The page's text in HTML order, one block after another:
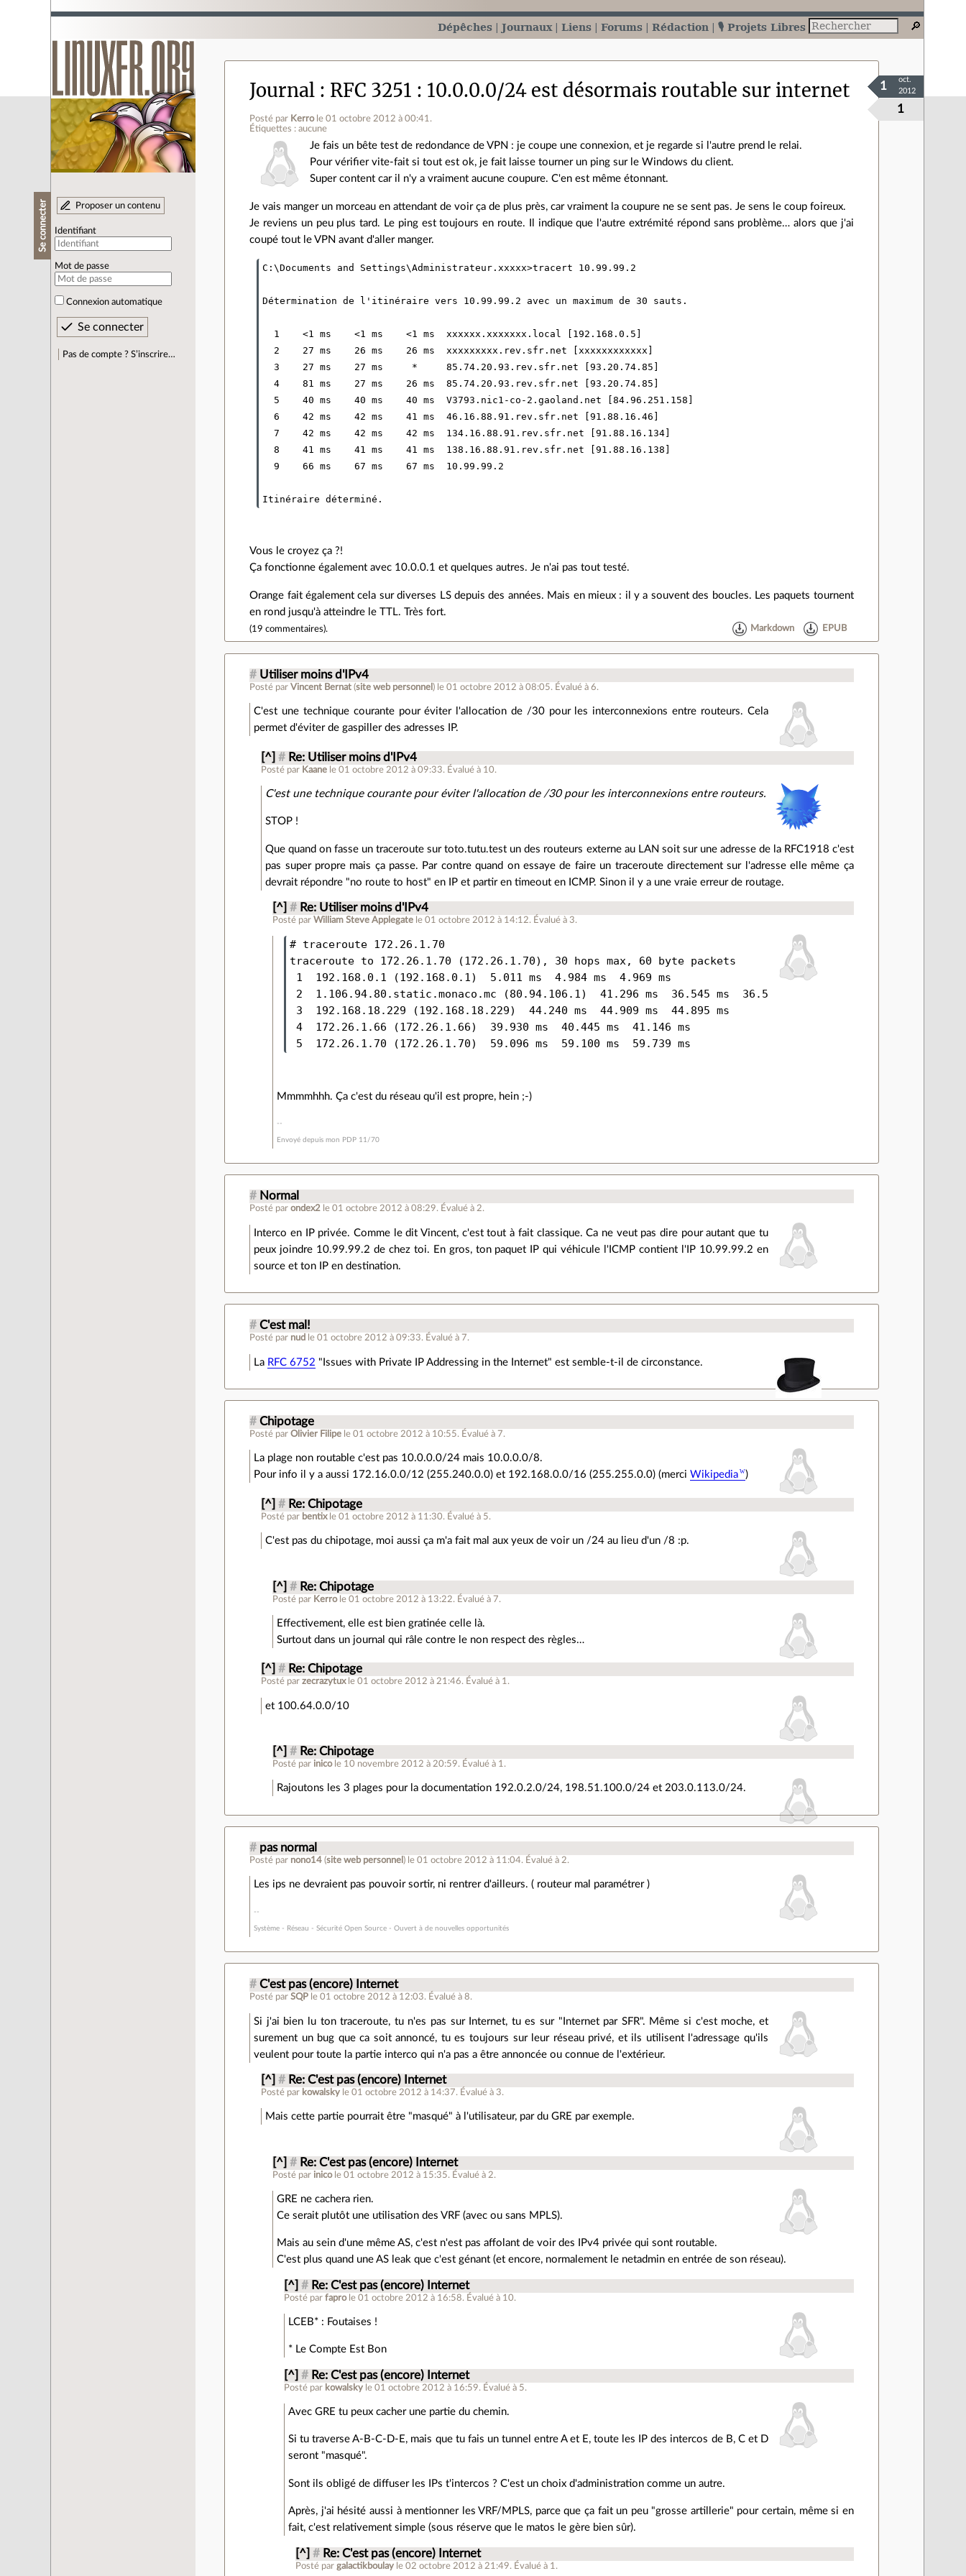
Dépêches Journaux Liens Forums Rédaction 🎙️ Projets Libres
Se connecter Proposer un contenu
Identifiant
Mot de passe
Connexion automatique
Pas de compte ? S’inscrire…
Journal RFC 3251 : 10.0.0.0/24 est désormais routable sur internet
Posté par Kerro le 01 octobre 2012 à 00:41 .
Étiquettes : aucune
1
1
oct.
2012
Je fais un bête test de redondance de VPN : je coupe une connexion, et je regarde si l'autre prend le relai.
Pour vérifier vite-fait si tout est ok, je fait laisse tourner un ping sur le Windows du client.
Super content car il n'y a vraiment aucune coupure. C'en est même étonnant.
Je vais manger un morceau en attendant de voir ça de plus près, car vraiment la coupure ne se sent pas. Je sens le coup foireux.
Je reviens un peu plus tard. Le ping est toujours en route. Il indique que l'autre extrémité répond sans problème… alors que j'ai
coupé tout le VPN avant d'aller manger.
C:\Documents and Settings\Administrateur.xxxxx>tracert 10.99.99.2
Détermination de l'itinéraire vers 10.99.99.2 avec un maximum de 30 sauts.
  1    <1 ms    <1 ms    <1 ms  xxxxxx.xxxxxxx.local [192.168.0.5]
  2    27 ms    26 ms    26 ms  xxxxxxxxx.rev.sfr.net [xxxxxxxxxxxx]
  3    27 ms    27 ms     *     85.74.20.93.rev.sfr.net [93.20.74.85]
  4    81 ms    27 ms    26 ms  85.74.20.93.rev.sfr.net [93.20.74.85]
  5    40 ms    40 ms    40 ms  V3793.nic1-co-2.gaoland.net [84.96.251.158]
  6    42 ms    42 ms    41 ms  46.16.88.91.rev.sfr.net [91.88.16.46]
  7    42 ms    42 ms    42 ms  134.16.88.91.rev.sfr.net [91.88.16.134]
  8    41 ms    41 ms    41 ms  138.16.88.91.rev.sfr.net [91.88.16.138]
  9    66 ms    67 ms    67 ms  10.99.99.2
Vous le croyez ça ?!
Ça fonctionne également avec 10.0.0.1 et quelques autres. Je n'ai pas tout testé.
Orange fait également cela sur diverses LS depuis des années. Mais en mieux : il y a souvent des boucles. Les paquets tournent
en rond jusqu'à atteindre le TTL. Très fort.
(19 commentaires). Markdown EPUB
# Utiliser moins d'IPv4
Posté parVincent Bernat (site web personnel ) le 01 octobre 2012 à 08:05. Évalué à6.
C'est une technique courante pour éviter l'allocation de /30 pour les interconnexions entre routeurs. Cela
permet d'éviter de gaspiller des adresses IP.
[^] # Re: Utiliser moins d'IPv4
Posté par Kaane le 01 octobre 2012 à 09:33. Évalué à 10.
C'est une technique courante pour éviter l'allocation de /30 pour les interconnexions entre routeurs.
STOP !
Que quand on fasse un traceroute sur toto.tutu.test un des routeurs externe au LAN soit sur une adresse de la RFC1918 c'est
pas super propre mais ça passe. Par contre quand on essaye de faire un traceroute directement sur l'adresse elle même ça
devrait répondre "no route to host" en IP et partir en timeout en ICMP. Sinon il y a une vraie erreur de routage.
[^] # Re: Utiliser moins d'IPv4
Posté parWilliam Steve Applegate le 01 octobre 2012 à 14:12. Évalué à 3.
# traceroute 172.26.1.70
traceroute to 172.26.1.70 (172.26.1.70), 30 hops max, 60 byte packets
1  192.168.0.1 (192.168.0.1)  5.011 ms  4.984 ms  4.969 ms
2  1.106.94.80.static.monaco.mc (80.94.106.1)  41.296 ms  36.545 ms  36.544 ms
3  192.168.18.229 (192.168.18.229)  44.240 ms  44.909 ms  44.895 ms
4  172.26.1.66 (172.26.1.66)  39.930 ms  40.445 ms  41.146 ms
Mmmmhhh. Ça c'est du réseau qu'il est propre, hein ;-)
Envoyé depuis mon PDP 11/70
# Normal
Posté parondex2 le 01 octobre 2012 à 08:29. Évalué à2.
Interco en IP privée. Comme le dit Vincent, c'est tout à fait classique. Ca ne veut pas dire pour autant que tu
peux joindre 10.99.99.2 de chez toi. En gros, ton paquet IP qui véhicule l'ICMP contient l'IP 10.99.99.2 en
source et ton IP en destination.
# C'est mal!
Posté par nud le 01 octobre 2012 à 09:33. Évalué à7.
La RFC 6752 "Issues with Private IP Addressing in the Internet" est semble-t-il de circonstance.
# Chipotage
Posté parOlivier Filipe le 01 octobre 2012 à 10:55. Évalué à7.
La plage non routable c'est pas 10.0.0.0/24 mais 10.0.0.0/8.
Pour info il y a aussi 172.16.0.0/12 (255.240.0.0) et 192.168.0.0/16 (255.255.0.0) (merciWikipedia )
[^] # Re: Chipotage
Posté par bentix le 01 octobre 2012 à 11:30. Évalué à 5.
C'est pas du chipotage, moi aussi ça m'a fait mal aux yeux de voir un /24 au lieu d'un /8 :p.
[^] # Re: Chipotage
Posté par Kerro le 01 octobre 2012 à 13:22. Évalué à7.
Effectivement, elle est bien gratinée celle là.
Surtout dans un journal qui râle contre le non respect des règles…
[^] # Re: Chipotage
Posté parzecrazytux le 01 octobre 2012 à 21:46. Évalué à 1 .
et 100.64.0.0/10
[^] # Re: Chipotage
Posté par inico le 10 novembre 2012 à 20:59. Évalué à 1 .
Rajoutons les 3 plages pour la documentation 192.0.2.0/24, 198.51.100.0/24 et 203.0.113.0/24.
# pas normal
Posté par nono14 (site web personnel ) le 01 octobre 2012 à 11:04. Évalué à 2.
Les ips ne devraient pas pouvoir sortir, ni rentrer d'ailleurs. ( routeur mal paramétrer )
Système - Réseau - Sécurité Open Source - Ouvert à de nouvelles opportunités
# C'est pas (encore) Internet
Posté parSQP le 01 octobre 2012 à 12:03. Évalué à8.
Si j'ai bien lu ton traceroute, tu n'es pas sur Internet, tu es sur "Internet par SFR". Même si c'est moche, et
surement un bug que ca soit annoncé, tu es toujours sur leur réseau privé, et ils utilisent l'adressage qu'ils
veulent pour toute la partie interco qui n'a pas a être annoncée ou connue de l'extérieur.
[^] # Re: C'est pas (encore) Internet
Posté par kowalsky le 01 octobre 2012 à 14:37. Évalué à 3.
Mais cette partie pourrait être "masqué" à l'utilisateur, par du GRE par exemple.
[^] # Re: C'est pas (encore) Internet
Posté par inico le 01 octobre 2012 à 15:35. Évalué à 2.
GRE ne cachera rien.
Ce serait plutôt une utilisation des VRF (avec ou sans MPLS).
Mais au sein d'une même AS, c'est n'est pas affolant de voir des IPv4 privée qui sont routable.
C'est plus quand une AS leak que c'est génant (et encore, normalement le netadmin en entrée de son réseau).
[^] # Re: C'est pas (encore) Internet
Posté parfapro le 01 octobre 2012 à 16:58. Évalué à 10.
LCEB* : Foutaises !
* Le Compte Est Bon
[^] # Re: C'est pas (encore) Internet
Posté par kowalsky le 01 octobre 2012 à 16:59. Évalué à 5.
Avec GRE tu peux cacher une partie du chemin.
Si tu traverse A-B-C-D-E, mais que tu fais un tunnel entre A et E, toute les IP des intercos de B, C et D
seront "masqué".
Sont ils obligé de diffuser les IPs t'intercos ? C'est un choix d'administration comme un autre.
Après, j'ai hésité aussi à mentionner les VRF/MPLS, parce que ça fait un peu "grosse artillerie" pour certain, même si en
fait, c'est relativement simple (sous réserve que le matos le gère bien sûr).
[^] # Re: C'est pas (encore) Internet
Posté pargalactikboulay le 02 octobre 2012 à 21:49. Évalué à 1 .